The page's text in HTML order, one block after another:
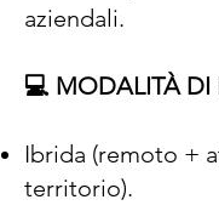
aziendali.
💻 MODALITÀ DI
Ibrida (remoto +
territorio).